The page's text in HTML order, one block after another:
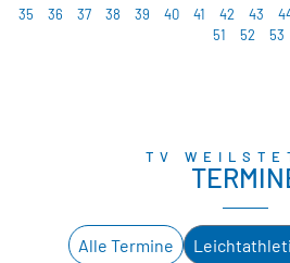
35
36 37 38 39 40 41 42 43
51
52 53
TV
Alle Termine